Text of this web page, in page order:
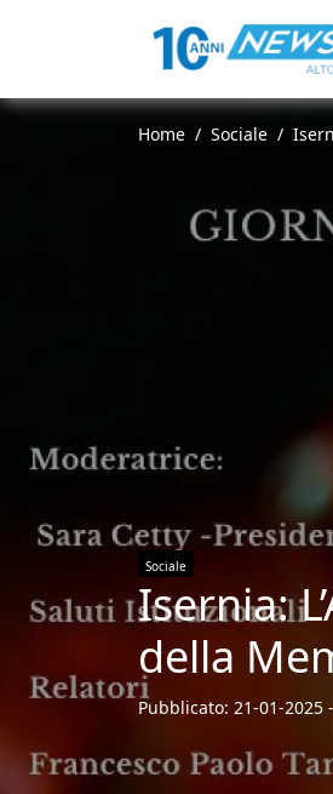
Home Sociale
Sociale
Isernia:
della
Pubblicato: 21-01-2025 -